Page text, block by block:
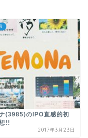
(3985)のIPO直感的初
!!
2017年3月23日